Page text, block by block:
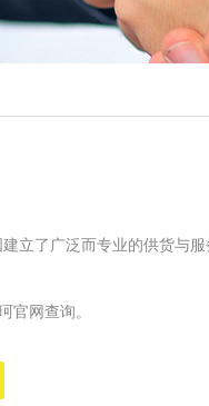
立了广泛而专业的供货与
官网查询。